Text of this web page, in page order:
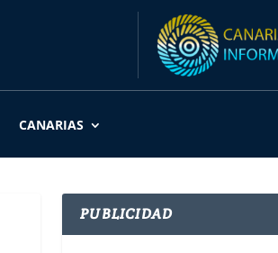
CANARIAS
PUBLICIDAD